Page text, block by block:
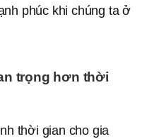
phúc khi chúng ta ở
trọng hơn thời
thời gian cho gia